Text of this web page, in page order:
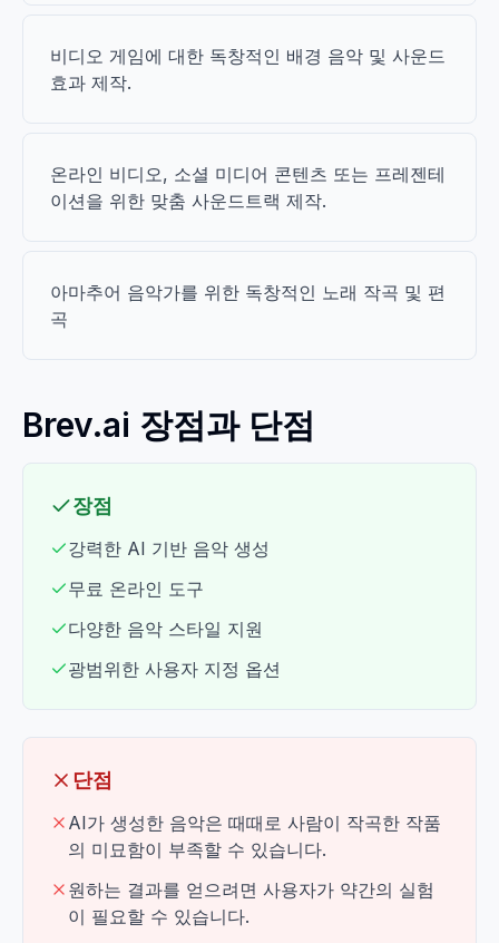
비디오 게임에 대한 독창적인 배경 음악 및 사운드
효과 제작.
온라인 비디오, 소셜 미디어 콘텐츠 또는 프레젠테
이션을 위한 맞춤 사운드트랙 제작.
아마추어 음악가를 위한 독창적인 노래 작곡 및 편
곡
Brev.ai 장점과 단점
장점
강력한 AI 기반 음악 생성
무료 온라인 도구
다양한 음악 스타일 지원
광범위한 사용자 지정 옵션
단점
AI가 생성한 음악은 때때로 사람이 작곡한 작품
의 미묘함이 부족할 수 있습니다.
원하는 결과를 얻으려면 사용자가 약간의 실험
이 필요할 수 있습니다.